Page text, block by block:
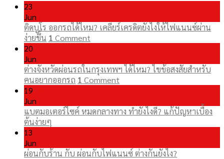
23
Jun
ติดบูโร ออกรถได้ไหม? เคลียร์เครดิตยังไงให้ไฟแนนซ์ผ่าน
ง่ายขึ้น 1 Comment
20
Jun
ต่างจังหวัดผ่อนรถในกรุงเทพฯ ได้ไหม? ไขข้อสงสัยสำหรับ
คนอยากออกรถ 1 Comment
19
Jun
แบตมอเตอร์ไซค์ หมดกลางทาง ทำยังไงดี? แก้ปัญหาเบื้อง
ต้นง่ายๆ
13
Jun
ผ่อนกับร้าน กับ ผ่อนกับไฟแนนซ์ ต่างกันยังไง?